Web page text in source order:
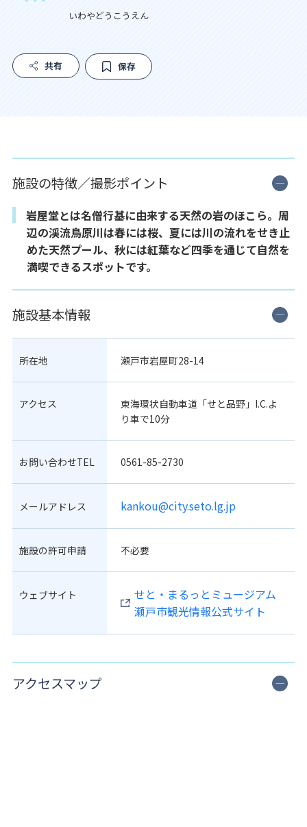
いわやどうこうえん
共有 保存
施設の特徴／撮影ポイント
岩屋堂とは名僧行基に由来する天然の岩のほこら。周
辺の渓流鳥原川は春には桜、夏には川の流れをせき止
めた天然プール、秋には紅葉など四季を通じて自然を
満喫できるスポットです。
施設基本情報
所在地 瀬戸市岩屋町28-14
アクセス
東海環状自動車道「せと品野」I.C.よ
り車で10分
お問い合わせTEL 0561-85-2730
メールアドレス kankou@city.seto.lg.jp
施設の許可申請 不必要
ウェブサイト
せと・まるっとミュージアム
瀬戸市観光情報公式サイト
アクセスマップ